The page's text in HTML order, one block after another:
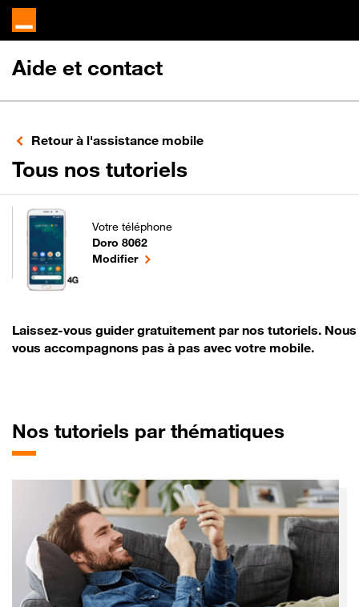
Aide et contact
Retour à l'assistance mobile
Tous nos tutorielspour votre Doro
Laissez-vous guider gratuitement par nos tutoriels. Nous
vous accompagnons pas à pas avec votre mobile.
Votre téléphone
Doro 8062
pour votre Doro 8062 ou
Modifierle téléphone sélectionné
Nos tutoriels par thématiquespour